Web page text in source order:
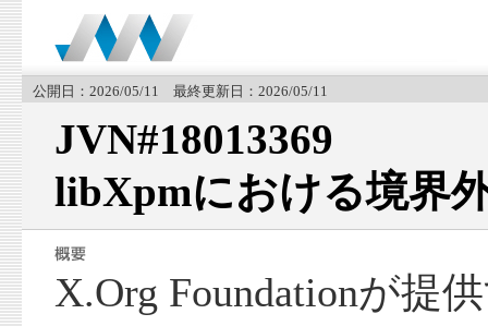
公開日：2026/05/11 最終更新日：2026/05/11
JVN#18013369
libXpmにおける境界
X.Org Foundationが提